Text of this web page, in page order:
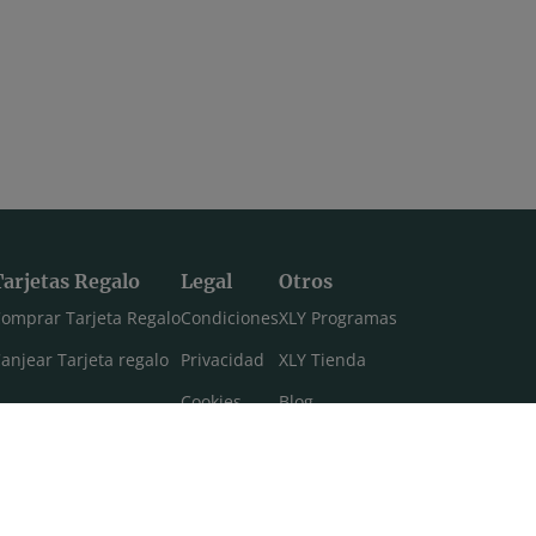
Regalo
Tarjeta Regalo
Tarjeta regalo
Legal
Condiciones
Privacidad
Cookies
Otros
XLY Programas
XLY Tienda
Blog